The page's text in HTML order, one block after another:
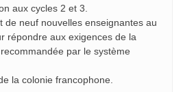
aux cycles 2 et 3.
de neuf nouvelles enseignantes au
répondre aux exigences de la
par le système
la colonie francophone.